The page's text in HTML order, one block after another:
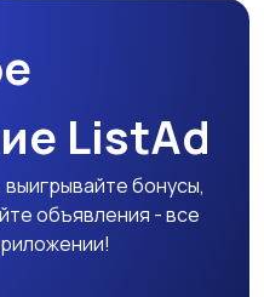
ListAd
бонусы,
объявления - все